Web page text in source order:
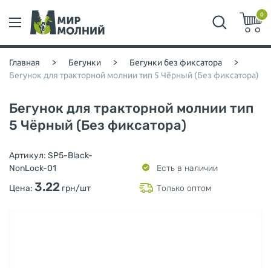
0
Главная > Бегунки > Бегунки без фиксатора >
Бегунок для тракторной молнии тип 5 Чёрный (Без фиксатора)
Бегунок для тракторной молнии тип
5 Чёрный (Без фиксатора)
Артикул: SP5-Black-
NonLock-01
Есть в наличии
Цена: 3.22 грн/шт Только оптом